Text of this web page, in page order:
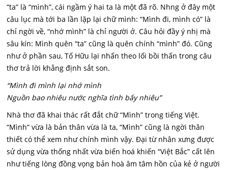
“ta” là “mình”, cái ngầm ý hai ta là một đã rõ. Nhng ở đây một
câu lục mà tới ba lần lặp lại chữ mình: “Mình đi, mình có” là
chỉ ngời về, “nhớ mình” là chỉ người ở. Câu hỏi đầy ý nhị mà
sâu kín: Mình quên “ta” cũng là quên chính “mình” đó. Cũng
như ở phần sau, Tố Hữu lại nhấn theo lối bồi thấn trong câu
thơ trả lời khẳng định sắt son.
“Mình đi mình lại nhớ mình
Nguồn bao nhiêu nước nghĩa tình bấy nhiêu”
Nhà thơ đã khai thác rất đắt chữ “Mình” trong tiếng Việt.
“Mình” vừa là bản thân vừa là ta, “Mình” cũng là ngời thân
thiết có thể xem như chính mình vậy. Đại từ nhân xưng được
sử dụng vừa thống nhất vừa biến hoá khiến “Việt Bắc” cất lên
như tiếng lòng đồng vọng bản hoà âm tâm hồn của kẻ ở người